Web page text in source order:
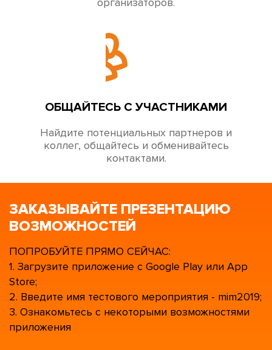
ОБЩАЙТЕСЬ С УЧАСТНИКАМИ
Найдите потенциальных партнеров и
коллег, общайтесь и обменивайтесь
контактами.
ЗАКАЗЫВАЙТЕ ПРЕЗЕНТАЦИЮ
ВОЗМОЖНОСТЕЙ
ПОПРОБУЙТЕ ПРЯМО СЕЙЧАС:
1. Загрузите приложение с Google Play или App
Store;
2. Введите имя тестового мероприятия - mim2019;
3. Ознакомьтесь с некоторыми возможностями
приложения